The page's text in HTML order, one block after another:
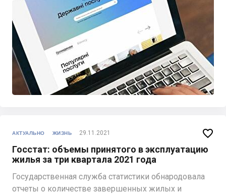
АКТУАЛЬНО ЖИЗНЬ 29.11.2021
Госстат: объемы принятого в эксплуатацию
жилья за три квартала 2021 года
Государственная служба статистики обнародовала
отчеты о количестве завершенных жилых и
